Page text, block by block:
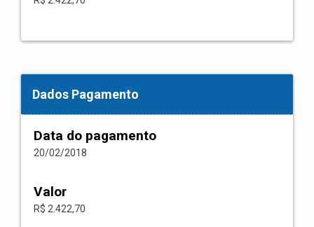
Dados Pagamento
Data do pagamento
20/02/2018
Valor
R$ 2.422,70